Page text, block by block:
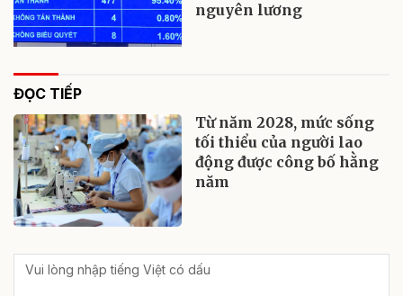
nguyên lương
ĐỌC TIẾP
Từ năm 2028, mức sống
tối thiểu của người lao
động được công bố hằng
năm